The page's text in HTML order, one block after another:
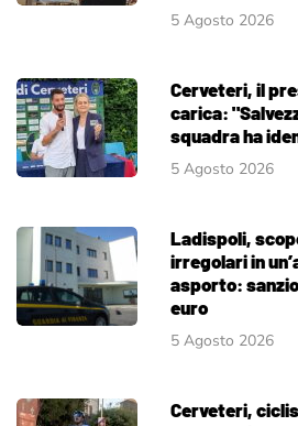
5 Agosto 2026
Cerveteri, il
carica:
squadra ha
5 Agosto 2026
Ladispoli,
irregolari in
asporto:
euro
5 Agosto 2026
Cerveteri,